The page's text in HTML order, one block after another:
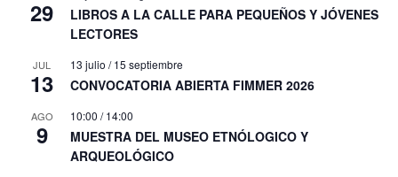
29
LIBROS A LA CALLE PARA PEQUEÑOS Y JÓVENES
LECTORES
JUL
13
13 julio /15 septiembre
CONVOCATORIA ABIERTA FIMMER 2026
AGO
9
10:00 /14:00
MUESTRA DEL MUSEO ETNÓLOGICO Y
ARQUEOLÓGICO